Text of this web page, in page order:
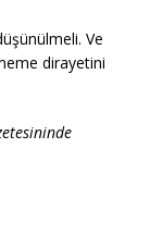
Ve
dirayetini